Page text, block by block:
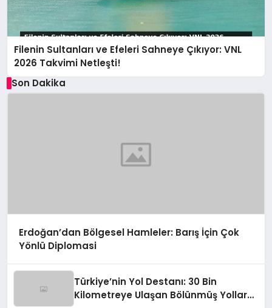
Filenin Sultanları ve Efeleri Sahneye Çıkıyor: VNL
2026 Takvimi Netleşti!
Son Dakika
Erdoğan’dan Bölgesel Hamleler: Barış İçin Çok
Yönlü Diplomasi
Türkiye’nin Yol Destanı: 30 Bin
Kilometreye Ulaşan Bölünmüş Yollar